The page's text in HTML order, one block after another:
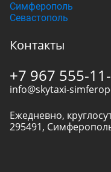
Симферополь
Севастополь
Контакты
+7 967 555-
info@skytaxi-
Ежедневно,
295491,